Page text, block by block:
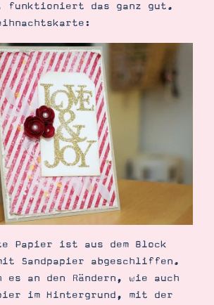
werden
Up!
& Tricks
funktioniert das ganz gut.
Papier ist aus dem Block
Sandpapier abgeschliffen.
es an den Rändern, wie auch
im Hintergrund, mit der